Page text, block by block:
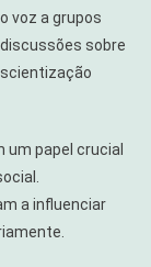
voz a grupos
sobre
um papel crucial
a influenciar